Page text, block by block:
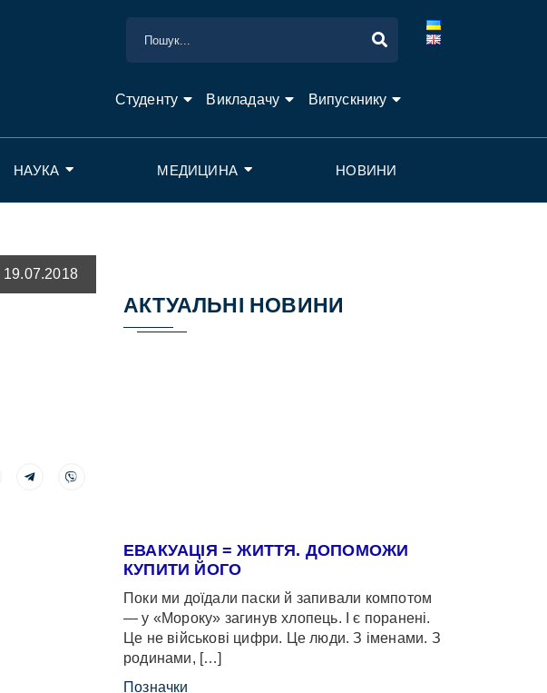
Студенту Викладачу Випускнику
НАУКА МЕДИЦИНА НОВИНИ
19.07.2018
АКТУАЛЬНІ НОВИНИ
ЕВАКУАЦІЯ = ЖИТТЯ. ДОПОМОЖИ
КУПИТИ ЙОГО
Поки ми доїдали паски й запивали компотом
— у «Мороку» загинув хлопець. І є поранені.
Це не військові цифри. Це люди. З іменами. З
родинами, […]
Позначки